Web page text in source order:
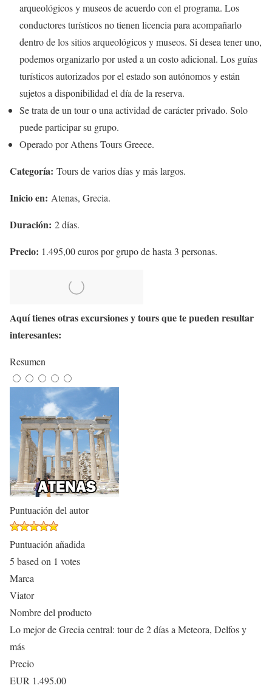
arqueológicos y museos de acuerdo con el programa. Los
conductores turísticos no tienen licencia para acompañarlo
dentro de los sitios arqueológicos y museos. Si desea tener uno,
podemos organizarlo por usted a un costo adicional. Los guías
turísticos autorizados por el estado son autónomos y están
sujetos a disponibilidad el día de la reserva.
Se trata de un tour o una actividad de carácter privado. Solo
puede participar su grupo.
Operado por Athens Tours Greece.
Categoría: Tours de varios días y más largos.
Inicio en: Atenas, Grecia.
Duración: 2 días.
Precio: 1.495,00 euros por grupo de hasta 3 personas.
Aquí tienes otras excursiones y tours que te pueden resultar
interesantes:
Resumen
Puntuación del autor
Puntuación añadida
5 based on 1 votes
Marca
Viator
Nombre del producto
Lo mejor de Grecia central: tour de 2 días a Meteora, Delfos y
más
Precio
EUR 1.495.00